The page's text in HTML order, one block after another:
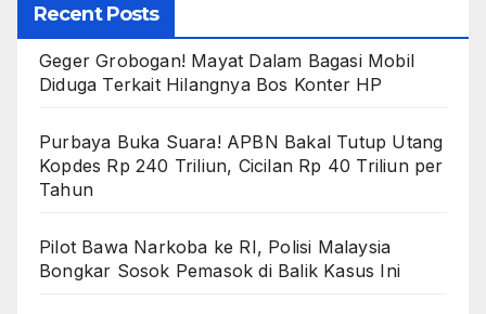
Recent Posts
Geger Grobogan! Mayat Dalam Bagasi Mobil
Diduga Terkait Hilangnya Bos Konter HP
Purbaya Buka Suara! APBN Bakal Tutup Utang
Kopdes Rp 240 Triliun, Cicilan Rp 40 Triliun per
Tahun
Pilot Bawa Narkoba ke RI, Polisi Malaysia
Bongkar Sosok Pemasok di Balik Kasus Ini